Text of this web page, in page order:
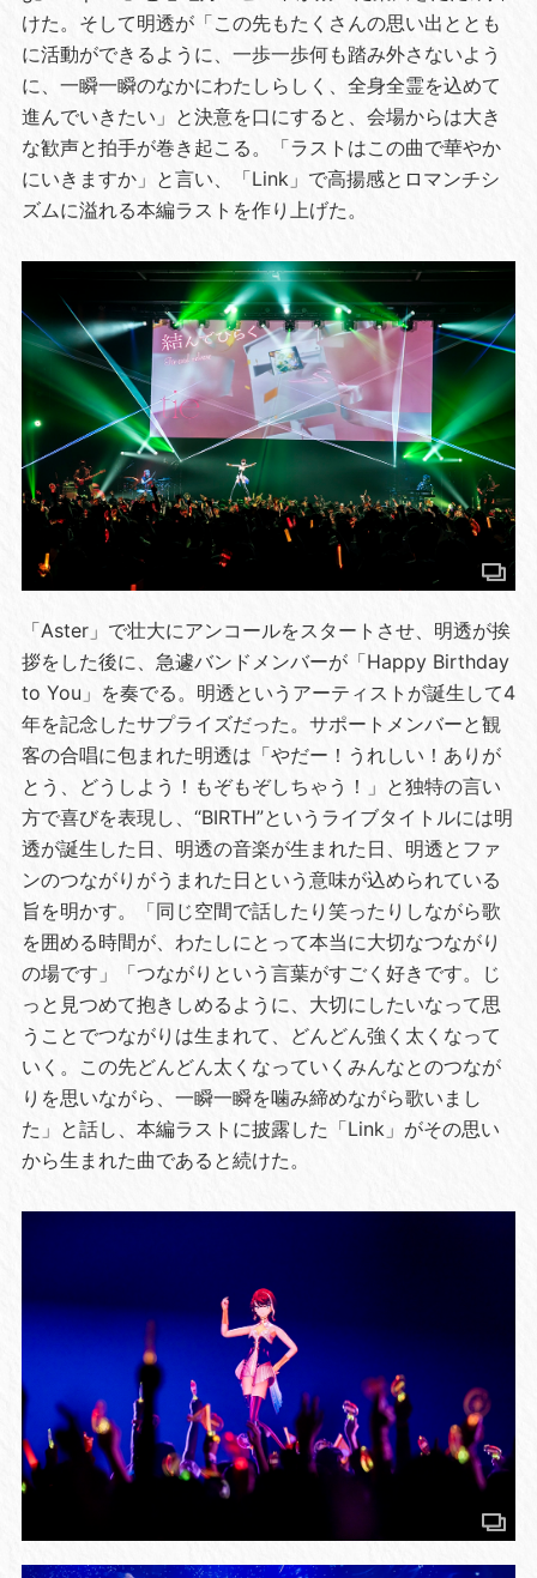
けた。そして明透が「この先もたくさんの思い出ととも
に活動ができるように、一歩一歩何も踏み外さないよう
に、一瞬一瞬のなかにわたしらしく、全身全霊を込めて
進んでいきたい」と決意を口にすると、会場からは大き
な歓声と拍手が巻き起こる。「ラストはこの曲で華やか
にいきますか」と言い、「Link」で高揚感とロマンチシ
ズムに溢れる本編ラストを作り上げた。
「Aster」で壮大にアンコールをスタートさせ、明透が挨
拶をした後に、急遽バンドメンバーが「Happy Birthday
to You」を奏でる。明透というアーティストが誕生して4
年を記念したサプライズだった。サポートメンバーと観
客の合唱に包まれた明透は「やだー！うれしい！ありが
とう、どうしよう！もぞもぞしちゃう！」と独特の言い
方で喜びを表現し、“BIRTH”というライブタイトルには明
透が誕生した日、明透の音楽が生まれた日、明透とファ
ンのつながりがうまれた日という意味が込められている
旨を明かす。「同じ空間で話したり笑ったりしながら歌
を囲める時間が、わたしにとって本当に大切なつながり
の場です」「つながりという言葉がすごく好きです。じ
っと見つめて抱きしめるように、大切にしたいなって思
うことでつながりは生まれて、どんどん強く太くなって
いく。この先どんどん太くなっていくみんなとのつなが
りを思いながら、一瞬一瞬を噛み締めながら歌いまし
た」と話し、本編ラストに披露した「Link」がその思い
から生まれた曲であると続けた。